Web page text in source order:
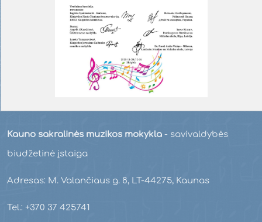
Kauno sakralinės muzikos mokykla - savivaldybės
biudžetinė įstaiga
Adresas: M. Valančiaus g. 8, LT-44275, Kaunas
Tel.: +370 37 425741